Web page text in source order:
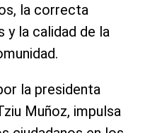
la correcta
y la calidad de la
la presidenta
Muñoz, impulsa